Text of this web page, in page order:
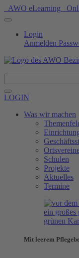
AWO eLearning
Login
Anmelden
LOGIN
Was wir machen
Schulen
Projekte
Aktuelles
Termine
Mit leerem